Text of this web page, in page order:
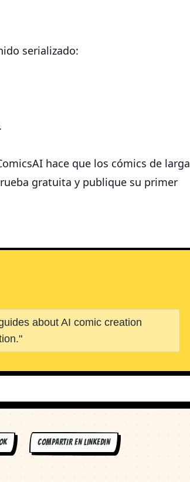
serializado:
hace que los cómics de larga
gratuita y publique su primer
about AI comic creation
"
COMPARTIR EN LINKEDIN